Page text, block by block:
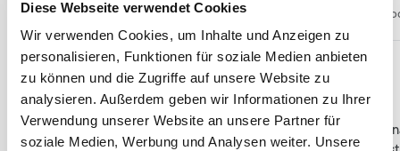
Diese Webseite verwendet Cookies
Wir verwenden Cookies, um Inhalte und Anzeigen zu
personalisieren, Funktionen für soziale Medien anbieten
zu können und die Zugriffe auf unsere Website zu
analysieren. Außerdem geben wir Informationen zu Ihrer
Verwendung unserer Website an unsere Partner für
soziale Medien, Werbung und Analysen weiter. Unsere
★ 10
MW Matthias Wolf
vor einem Jahr
★ ★ ★ ★ ★
Unsere Selbstfahr-Reise